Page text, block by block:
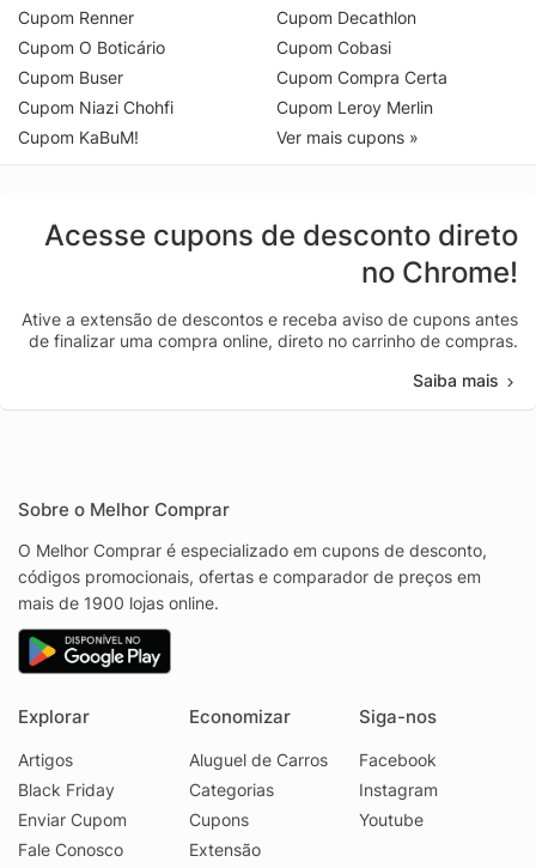
Cupom Renner
Cupom O Boticário
Cupom Buser
Cupom Niazi Chohfi
Cupom KaBuM!
Cupom Decathlon
Cupom Cobasi
Cupom Compra Certa
Cupom Leroy Merlin
Ver mais cupons »
Acesse cupons de desconto direto
no Chrome!
Ative a extensão de descontos e receba aviso de cupons antes
de finalizar uma compra online, direto no carrinho de compras.
Saiba mais
Sobre o Melhor Comprar
O Melhor Comprar é especializado em cupons de desconto,
códigos promocionais, ofertas e comparador de preços em
mais de 1900 lojas online.
Explorar
Artigos
Black Friday
Enviar Cupom
Fale Conosco
Economizar
Aluguel de Carros
Categorias
Cupons
Extensão
Siga-nos
Facebook
Instagram
Youtube